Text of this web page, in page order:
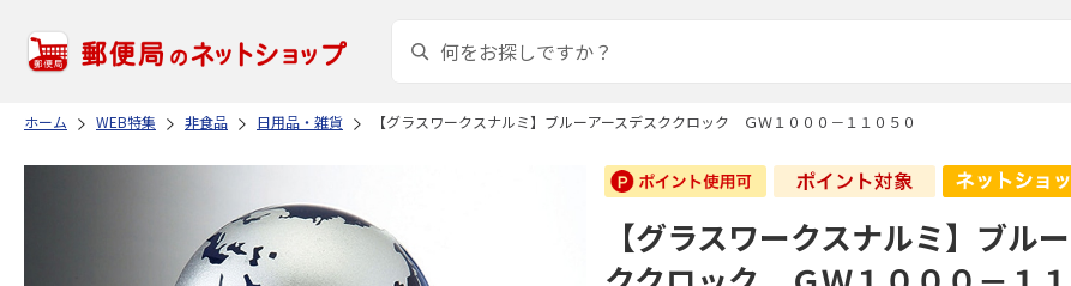
ホーム WEB特集 非食品 日用品・雑貨 【グラスワークスナルミ】ブルーアースデスククロック ＧＷ１０００－１１０５０
【グラスワークスナルミ】ブル